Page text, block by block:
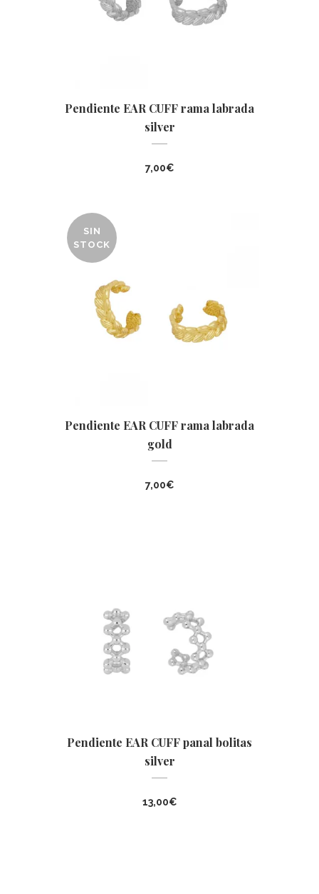
Pendiente EAR CUFF rama labrada
silver
7,00€
SIN
STOCK
Pendiente EAR CUFF rama labrada
gold
7,00€
Pendiente EAR CUFF panal bolitas
silver
13,00€